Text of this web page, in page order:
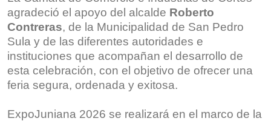
agradeció el apoyo del alcalde Roberto
Contreras, de la Municipalidad de San Pedro
Sula y de las diferentes autoridades e
instituciones que acompañan el desarrollo de
esta celebración, con el objetivo de ofrecer una
feria segura, ordenada y exitosa.
ExpoJuniana 2026 se realizará en el marco de la